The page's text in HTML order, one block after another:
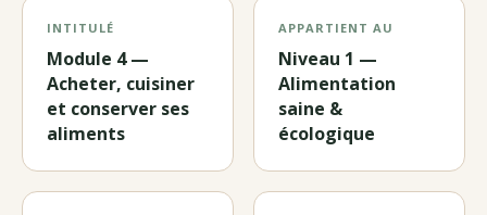
INTITULÉ
Module 4 —
Acheter, cuisiner
et conserver ses
aliments
APPARTIENT AU
Niveau 1 —
Alimentation
saine &
écologique